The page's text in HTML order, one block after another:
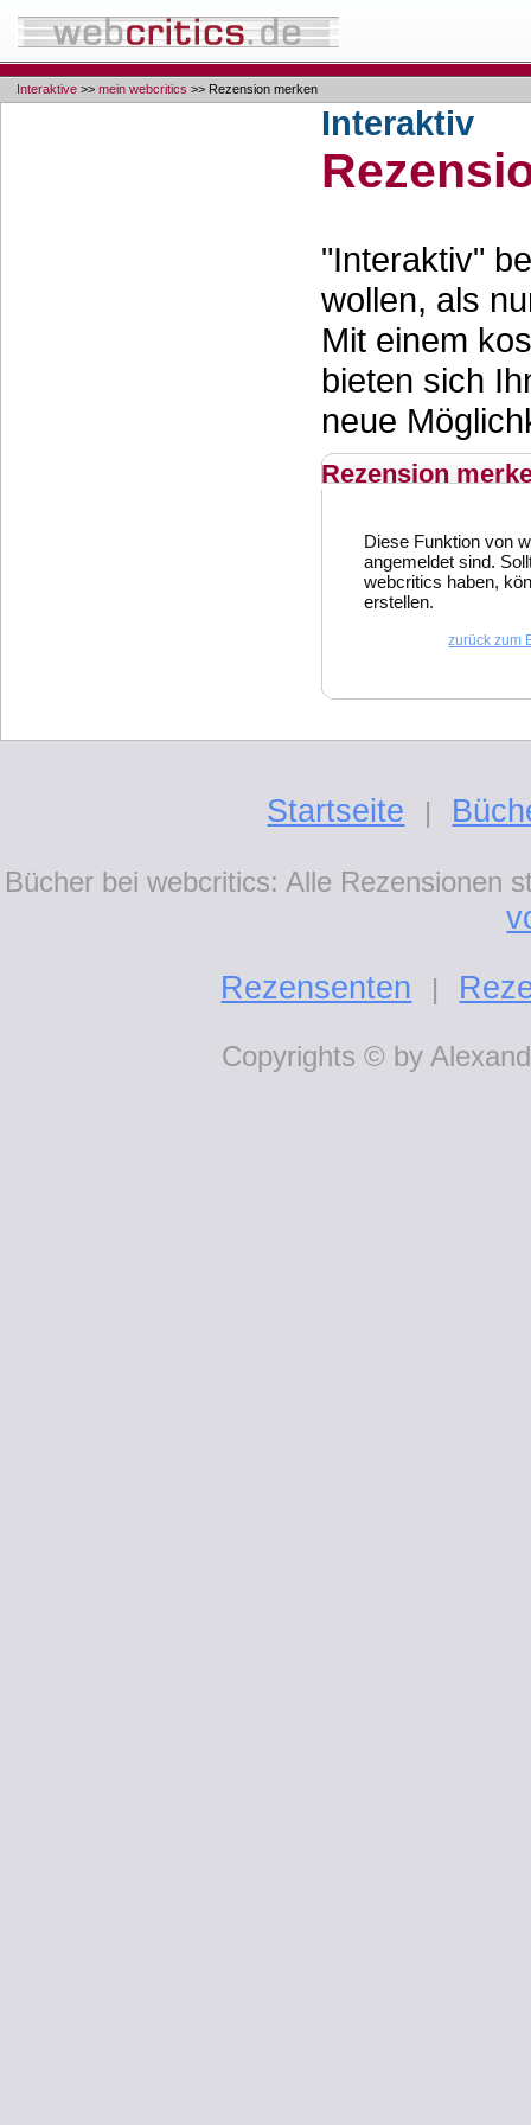
Interaktive >> mein webcritics >> Rezension merken
Interaktiv
"Interaktiv"
wollen, als
Mit einem
bieten sich
neue
Rezension
Diese Funktion von
angemeldet sind.
webcritics haben,
erstellen.
zurück zum
Startseite |
Bücher bei webcritics: Alle Rezensionen
Rezensenten
|
Copyrights © by